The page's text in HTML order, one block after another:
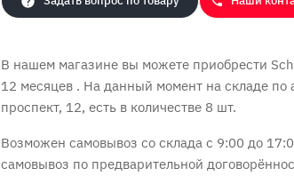
В нашем магазине вы можете приобрести
12 месяцев . На данный момент на складе по
проспект, 12, есть в количестве 8 шт.
Возможен самовывоз со склада с 9:00 до
самовывоз по предварительной